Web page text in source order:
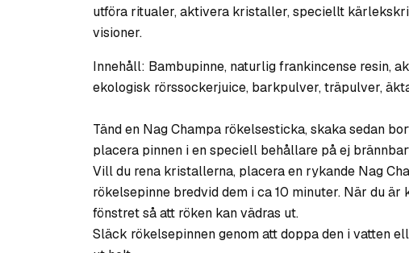
utföra ritualer, aktivera kristaller, speciellt
visioner.
Innehåll: Bambupinne, naturlig frankincense resin,
ekologisk rörssockerjuice, barkpulver, träpulver,
Tänd en Nag Champa rökelsesticka, skaka sedan
placera pinnen i en speciell behållare på ej
Vill du rena kristallerna, placera en rykande Nag
rökelsepinne bredvid dem i ca 10 minuter. När du är
fönstret så att röken kan vädras ut.
Släck rökelsepinnen genom att doppa den i vatten